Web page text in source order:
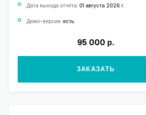
Дата выхода отчёта: 01 августа 2026 г.
Демо-версия: есть
95 000 р.
ЗАКАЗАТЬ